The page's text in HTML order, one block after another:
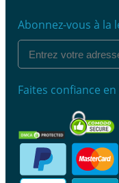
Abonnez-vous à
Faites confiance